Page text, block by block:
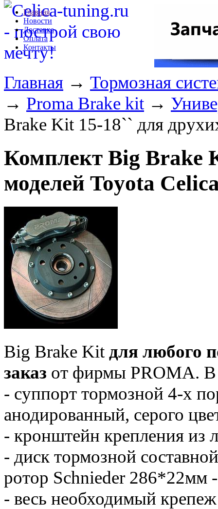
Главная
Новости
Доставка
Оплата
Контакты
Главная → Тормозная
→ Proma Brake kit →
Brake Kit 15-18`` для
Комплект Big Brake
моделей Toyota
Big Brake Kit для любого
заказ от фирмы PROMA. В
- суппорт тормозной 4-х
анодированный, серого
- кронштейн крепления из
- диск тормозной
ротор Schnieder 286*22мм
- весь необходимый